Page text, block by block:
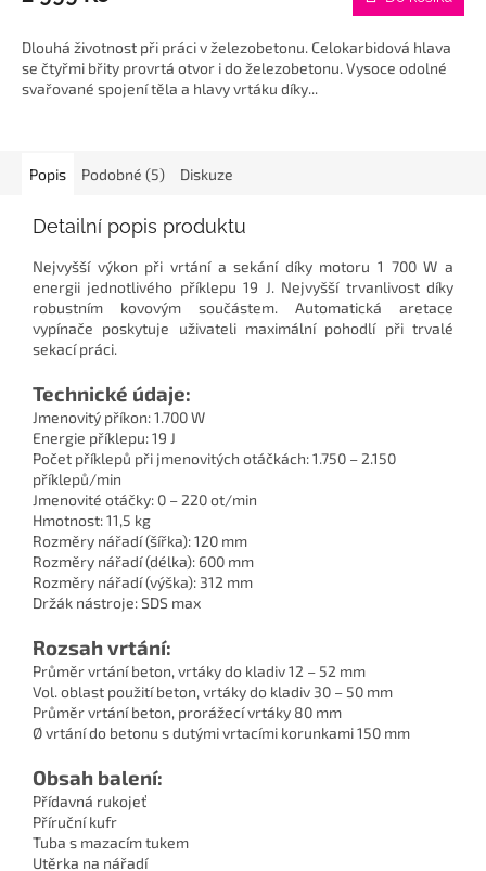
Dlouhá životnost při práci v železobetonu. Celokarbidová hlava
se čtyřmi břity provrtá otvor i do železobetonu. Vysoce odolné
svařované spojení těla a hlavy vrtáku díky...
Popis Podobné (5) Diskuze
Detailní popis produktu
Nejvyšší výkon při vrtání a sekání díky motoru 1 700 W a
energii jednotlivého příklepu 19 J. Nejvyšší trvanlivost díky
robustním kovovým součástem. Automatická aretace
vypínače poskytuje uživateli maximální pohodlí při trvalé
sekací práci.
Technické údaje:
Jmenovitý příkon: 1.700 W
Energie příklepu: 19 J
Počet příklepů při jmenovitých otáčkách: 1.750 – 2.150
příklepů/min
Jmenovité otáčky: 0 – 220 ot/min
Hmotnost: 11,5 kg
Rozměry nářadí (šířka): 120 mm
Rozměry nářadí (délka): 600 mm
Rozměry nářadí (výška): 312 mm
Držák nástroje: SDS max
Rozsah vrtání:
Průměr vrtání beton, vrtáky do kladiv 12 – 52 mm
Vol. oblast použití beton, vrtáky do kladiv 30 – 50 mm
Průměr vrtání beton, prorážecí vrtáky 80 mm
Ø vrtání do betonu s dutými vrtacími korunkami 150 mm
Obsah balení:
Přídavná rukojeť
Příruční kufr
Tuba s mazacím tukem
Utěrka na nářadí